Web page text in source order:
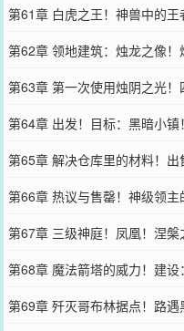
第61章 白虎之王！神兽中的王
第62章 领地建筑：烛龙之像！
第63章 第一次使用烛阴之光！
第64章 出发！目标：黑暗小镇
第65章 解决仓库里的材料！出
第66章 热议与售罄！神级领主
第67章 三级神庭！凤凰！涅槃
第68章 魔法箭塔的威力！建设
第69章 歼灭哥布林据点！路遇